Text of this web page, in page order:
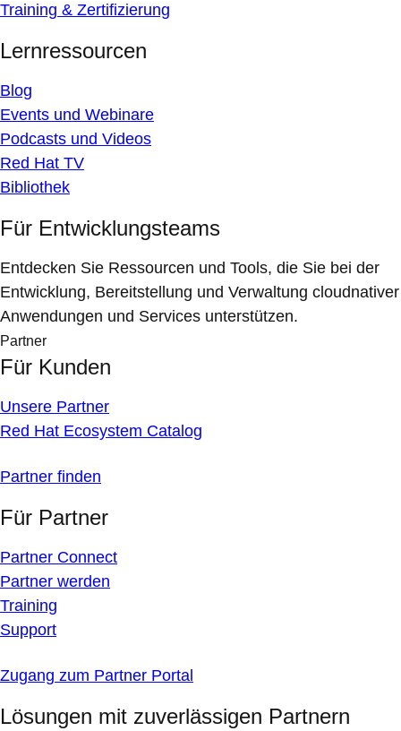
Training & Zertifizierung
Lernressourcen
Blog
Events und Webinare
Podcasts und Videos
Red Hat TV
Bibliothek
Für Entwicklungsteams
Entdecken Sie Ressourcen und Tools, die Sie bei der
Entwicklung, Bereitstellung und Verwaltung cloudnativer
Anwendungen und Services unterstützen.
Partner
Für Kunden
Unsere Partner
Red Hat Ecosystem Catalog
Partner finden
Für Partner
Partner Connect
Partner werden
Training
Support
Zugang zum Partner Portal
Lösungen mit zuverlässigen Partnern